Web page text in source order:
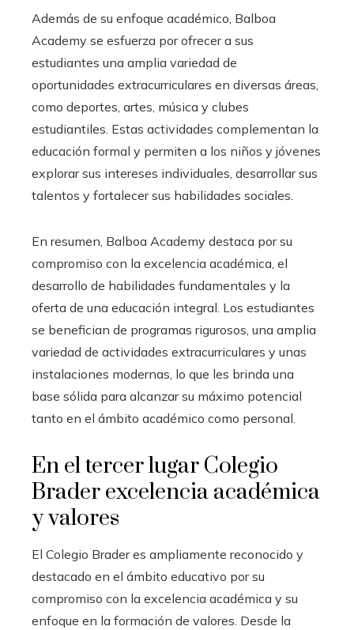
Además de su enfoque académico, Balboa
Academy se esfuerza por ofrecer a sus
estudiantes una amplia variedad de
oportunidades extracurriculares en diversas áreas,
como deportes, artes, música y clubes
estudiantiles. Estas actividades complementan la
educación formal y permiten a los niños y jóvenes
explorar sus intereses individuales, desarrollar sus
talentos y fortalecer sus habilidades sociales.
En resumen, Balboa Academy destaca por su
compromiso con la excelencia académica, el
desarrollo de habilidades fundamentales y la
oferta de una educación integral. Los estudiantes
se benefician de programas rigurosos, una amplia
variedad de actividades extracurriculares y unas
instalaciones modernas, lo que les brinda una
base sólida para alcanzar su máximo potencial
tanto en el ámbito académico como personal.
En el tercer lugar Colegio
Brader excelencia académica
y valores
El Colegio Brader es ampliamente reconocido y
destacado en el ámbito educativo por su
compromiso con la excelencia académica y su
enfoque en la formación de valores. Desde la